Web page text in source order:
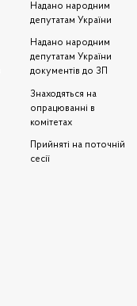
Надано народним
депутатам України
Надано народним
депутатам України
документів до ЗП
Знаходяться на
опрацюванні в
комітетах
Прийняті на поточній
сесії